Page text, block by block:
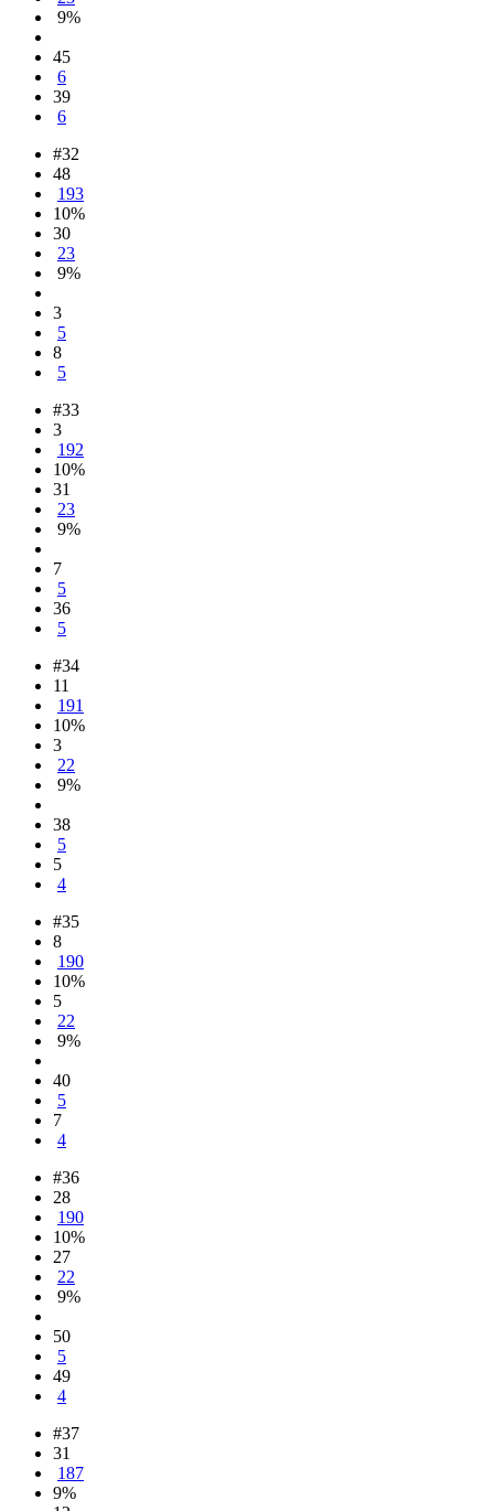
9%
45
6
39
6
#32
48
193
10%
30
23
9%
3
5
8
5
#33
3
192
10%
31
23
9%
7
5
36
5
#34
11
191
10%
3
22
9%
38
5
5
4
#35
8
190
10%
5
22
9%
40
5
7
4
#36
28
190
10%
27
22
9%
50
5
49
4
#37
31
187
9%